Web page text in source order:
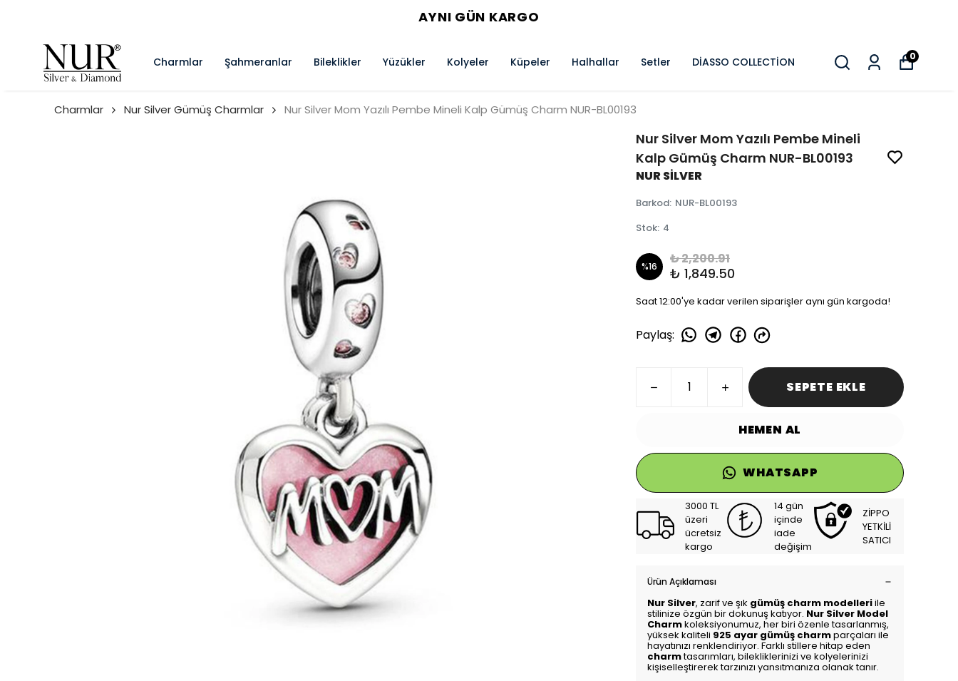
AYNI GÜN KARGO
Charmlar Şahmeranlar Bileklikler Yüzükler Kolyeler Küpeler Halhallar Setler DİASSO COLLECTİON 0
Charmlar Nur Silver Gümüş Charmlar Nur Silver Mom Yazılı Pembe Mineli Kalp Gümüş Charm NUR-BL00193
Nur Silver Mom Yazılı Pembe Mineli
Kalp Gümüş Charm NUR-BL00193
NUR SİLVER
Barkod: NUR-BL00193
Stok: 4
%16 ₺ 2,200.91
₺ 1,849.50
Saat 12:00'ye kadar verilen siparişler aynı gün kargoda!
Paylaş:
SEPETE EKLE
HEMEN AL
WHATSAPP
3000 TL
üzeri
ücretsiz
kargo
14 gün
içinde
iade
değişim
ZİPPO
YETKİLİ
SATICI
Ürün Açıklaması
Nur Silver, zarif ve şık gümüş charm modelleriile
stilinize özgün bir dokunuş katıyor. Nur Silver Model
Charmkoleksiyonumuz, her biri özenle tasarlanmış,
yüksek kaliteli 925 ayar gümüş charmparçaları ile
hayatınızı renklendiriyor. Farklı stillere hitap eden
charmtasarımları, bilekliklerinizi ve kolyelerinizi
kişiselleştirerek tarzınızı yansıtmanıza olanak tanır.